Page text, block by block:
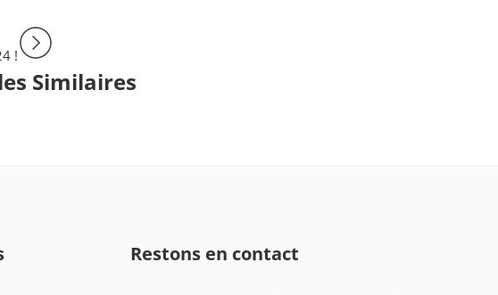
!
Similaires
Restons en contact